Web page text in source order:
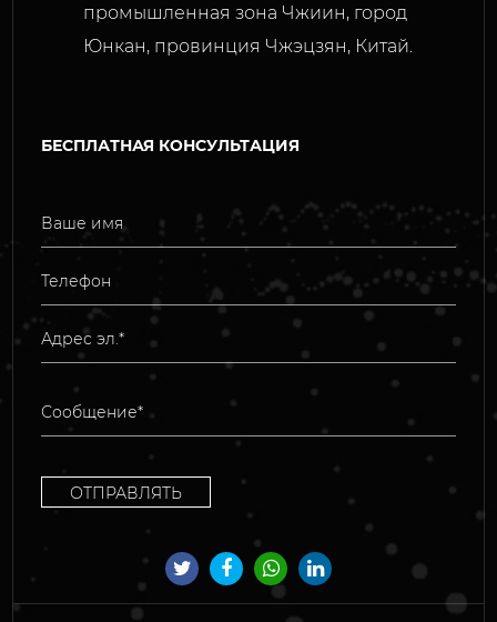
промышленная зона Чжиин, город
Юнкан, провинция Чжэцзян, Китай.
БЕСПЛАТНАЯ КОНСУЛЬТАЦИЯ